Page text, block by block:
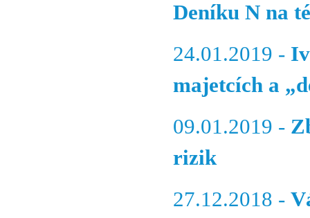
Deníku N na
24.01.2019 -
majetcích a
09.01.2019 -
rizik
27.12.2018 -